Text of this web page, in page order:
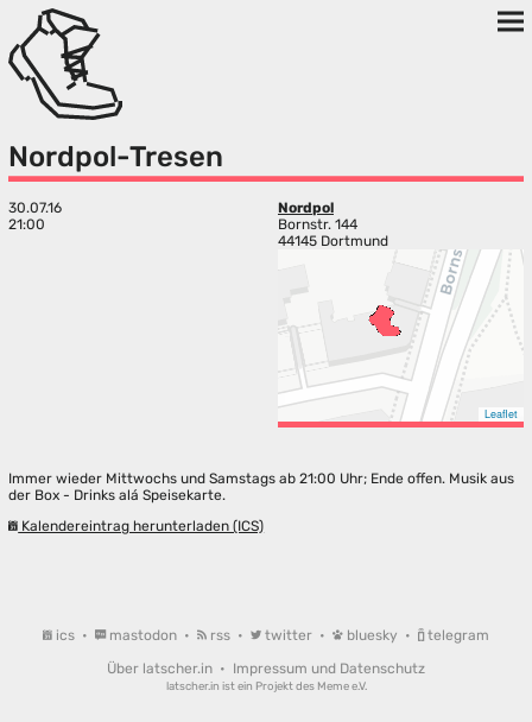
Nordpol-Tresen
30.07.16
21:00
Nordpol
Bornstr. 144
44145 Dortmund
Leaflet
Immer wieder Mittwochs und Samstags ab 21:00 Uhr; Ende offen. Musik aus
der Box - Drinks alá Speisekarte.
Kalendereintrag herunterladen (ICS)
ics • mastodon • rss • twitter • bluesky •
telegram
Über latscher.in • Impressum und Datenschutz
latscher.in ist ein Projekt des Meme e.V.